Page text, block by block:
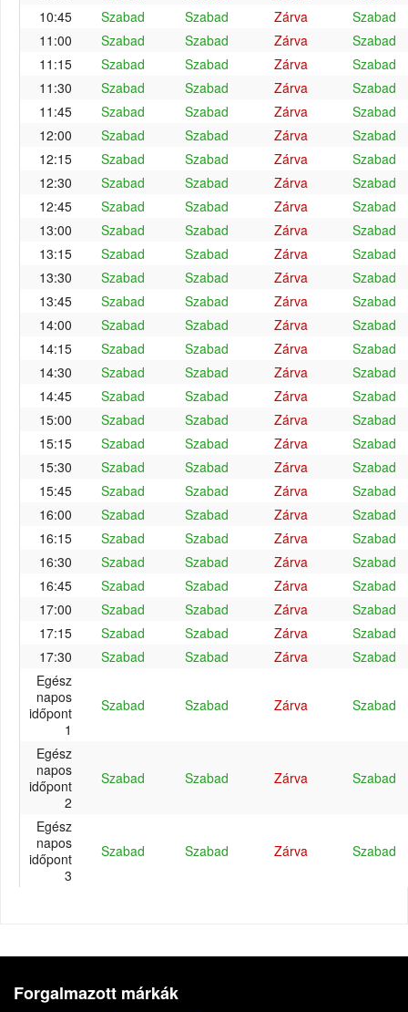
10:45
Szabad Szabad Zárva
Szabad
11:00
Szabad Szabad Zárva
Szabad
11:15
Szabad Szabad Zárva
Szabad
11:30
Szabad Szabad Zárva
Szabad
11:45
Szabad Szabad Zárva
Szabad
12:00
Szabad Szabad Zárva
Szabad
12:15
Szabad Szabad Zárva
Szabad
12:30
Szabad Szabad Zárva
Szabad
12:45
Szabad Szabad Zárva
Szabad
13:00
Szabad Szabad Zárva
Szabad
13:15
Szabad Szabad Zárva
Szabad
13:30
Szabad Szabad Zárva
Szabad
13:45
Szabad Szabad Zárva
Szabad
14:00
Szabad Szabad Zárva
Szabad
14:15
Szabad Szabad Zárva
Szabad
14:30
Szabad Szabad Zárva
Szabad
14:45
Szabad Szabad Zárva
Szabad
15:00
Szabad Szabad Zárva
Szabad
15:15
Szabad Szabad Zárva
Szabad
15:30
Szabad Szabad Zárva
Szabad
15:45
Szabad Szabad Zárva
Szabad
16:00
Szabad Szabad Zárva
Szabad
16:15
Szabad Szabad Zárva
Szabad
16:30
Szabad Szabad Zárva
Szabad
16:45
Szabad Szabad Zárva
Szabad
17:00
Szabad Szabad Zárva
Szabad
17:15
Szabad Szabad Zárva
Szabad
17:30
Szabad Szabad Zárva
Szabad
Egész
napos
időpont
1
Szabad Szabad Zárva Szabad
Egész
napos
időpont
2
Szabad Szabad Zárva Szabad
Egész
napos
időpont
3
Szabad Szabad Zárva Szabad
Forgalmazott márkák